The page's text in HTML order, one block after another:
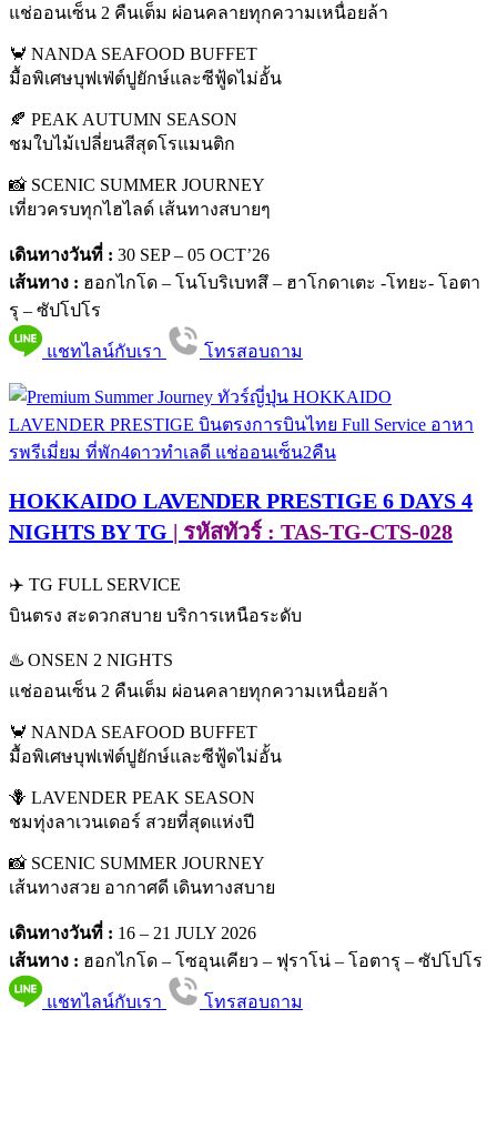
แช่ออนเซ็น 2 คืนเต็ม ผ่อนคลายทุกความเหนื่อยล้า
🦀 NANDA SEAFOOD BUFFET
มื้อพิเศษบุฟเฟ่ต์ปูยักษ์และซีฟู้ดไม่อั้น
🍂 PEAK AUTUMN SEASON
ชมใบไม้เปลี่ยนสีสุดโรแมนติก
📸 SCENIC SUMMER JOURNEY
เที่ยวครบทุกไฮไลด์ เส้นทางสบายๆ
เดินทางวันที่ : 30 SEP – 05 OCT’26
เส้นทาง : ฮอกไกโด – โนโบริเบทสึ – ฮาโกดาเตะ -โทยะ- โอตา
รุ – ซัปโปโร
แชทไลน์กับเรา โทรสอบถาม
HOKKAIDO LAVENDER PRESTIGE 6 DAYS 4
NIGHTS BY TG | รหัสทัวร์ : TAS-TG-CTS-028
✈️ TG FULL SERVICE
บินตรง สะดวกสบาย บริการเหนือระดับ
♨️ ONSEN 2 NIGHTS
แช่ออนเซ็น 2 คืนเต็ม ผ่อนคลายทุกความเหนื่อยล้า
🦀 NANDA SEAFOOD BUFFET
มื้อพิเศษบุฟเฟ่ต์ปูยักษ์และซีฟู้ดไม่อั้น
🪻 LAVENDER PEAK SEASON
ชมทุ่งลาเวนเดอร์ สวยที่สุดแห่งปี
📸 SCENIC SUMMER JOURNEY
เส้นทางสวย อากาศดี เดินทางสบาย
เดินทางวันที่ : 16 – 21 JULY 2026
เส้นทาง : ฮอกไกโด – โซอุนเคียว – ฟุราโน่ – โอตารุ – ซัปโปโร
แชทไลน์กับเรา โทรสอบถาม